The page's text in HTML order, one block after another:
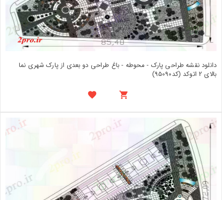
دانلود نقشه طراحی پارک - محوطه - باغ طراحی دو بعدی از پارک شهری نما
بالای 2 اتوکد (کد95090)